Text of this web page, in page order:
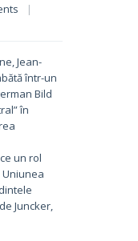
|
Jean-
într-un
Bild
în
un rol
Juncker,